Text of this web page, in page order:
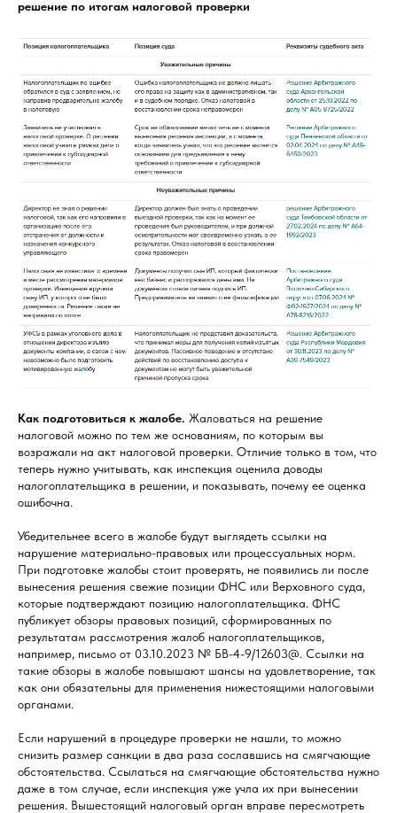
решение по итогам налоговой проверки
Как подготовиться к жалобе. Жаловаться на решение
налоговой можно по тем же основаниям, по которым вы
возражали на акт налоговой проверки. Отличие только в том, что
теперь нужно учитывать, как инспекция оценила доводы
налогоплательщика в решении, и показывать, почему ее оценка
ошибочна.
Убедительнее всего в жалобе будут выглядеть ссылки на
нарушение материально-правовых или процессуальных норм.
При подготовке жалобы стоит проверять, не появились ли после
вынесения решения свежие позиции ФНС или Верховного суда,
которые подтверждают позицию налогоплательщика. ФНС
публикует обзоры правовых позиций, сформированных по
результатам рассмотрения жалоб налогоплательщиков,
например, письмо от 03.10.2023 № БВ-4-9/12603@. Ссылки на
такие обзоры в жалобе повышают шансы на удовлетворение, так
как они обязательны для применения нижестоящими налоговыми
органами.
Если нарушений в процедуре проверки не нашли, то можно
снизить размер санкции в два раза сославшись на смягчающие
обстоятельства. Ссылаться на смягчающие обстоятельства нужно
даже в том случае, если инспекция уже учла их при вынесении
решения. Вышестоящий налоговый орган вправе пересмотреть